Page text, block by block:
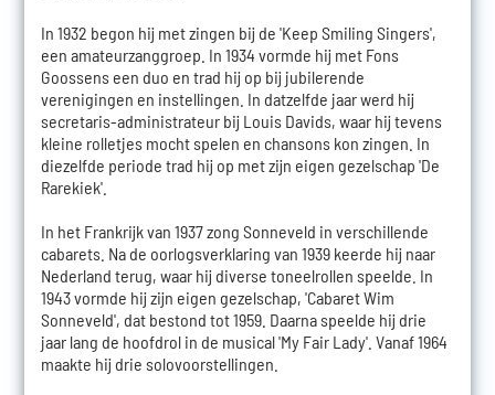
In 1932 begon hij met zingen bij de 'Keep Smiling Singers',
een amateurzanggroep. In 1934 vormde hij met Fons
Goossens een duo en trad hij op bij jubilerende
verenigingen en instellingen. In datzelfde jaar werd hij
secretaris-administrateur bij Louis Davids, waar hij tevens
kleine rolletjes mocht spelen en chansons kon zingen. In
diezelfde periode trad hij op met zijn eigen gezelschap 'De
Rarekiek'.
In het Frankrijk van 1937 zong Sonneveld in verschillende
cabarets. Na de oorlogsverklaring van 1939 keerde hij naar
Nederland terug, waar hij diverse toneelrollen speelde. In
1943 vormde hij zijn eigen gezelschap, 'Cabaret Wim
Sonneveld', dat bestond tot 1959. Daarna speelde hij drie
jaar lang de hoofdrol in de musical 'My Fair Lady'. Vanaf 1964
maakte hij drie solovoorstellingen.